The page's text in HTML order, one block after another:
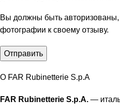
Вы должны быть авторизованы,
фотографии к своему отзыву.
О FAR Rubinetterie S.p.A
FAR Rubinetterie S.p.A. —